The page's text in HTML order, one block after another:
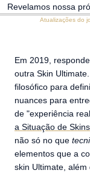
Revelamos nossa
Atualizações do
Em 2019,
outra Skin
filosófico para
nuances para
de "experiência
a Situação de
não só no que
elementos que a
skin Ultimate,